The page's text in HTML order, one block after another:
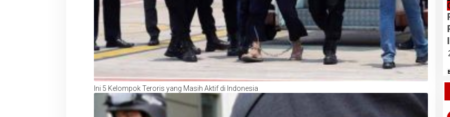
Ini 5 Kelompok Teroris yang Masih Aktif di Indonesia